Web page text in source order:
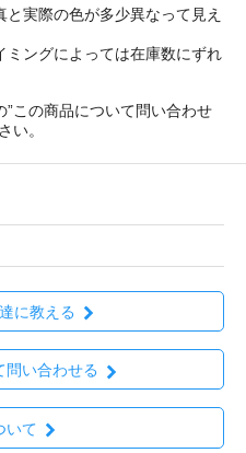
実際の色が多少異なって見え
ングによっては在庫数にずれ
この商品について問い合わせ
い。
に教える
問い合わせる
いて